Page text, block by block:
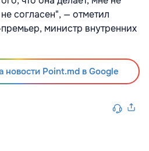
согласен", — отметил
министр внутренних
новости Point.md в Google